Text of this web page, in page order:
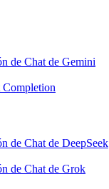
de Chat de Gemini
de Chat de DeepSeek
de Chat de Grok